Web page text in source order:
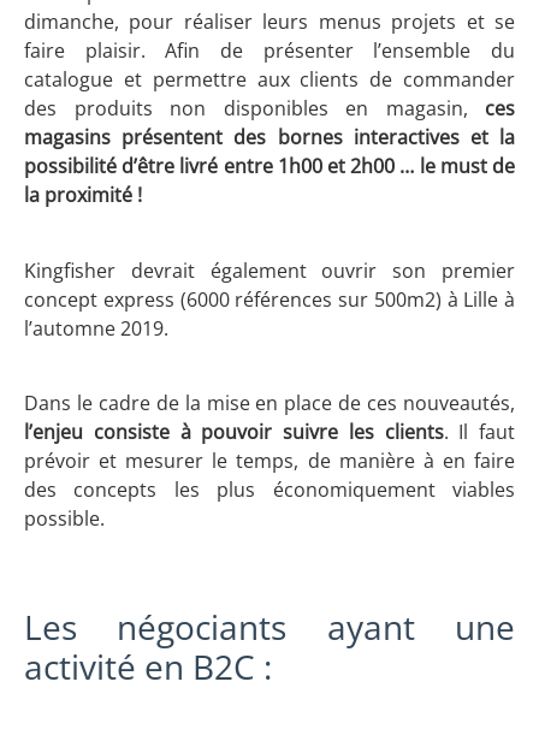
dimanche, pour réaliser leurs menus projets et se
faire plaisir. Afin de présenter l’ensemble du
catalogue et permettre aux clients de commander
des produits non disponibles en magasin, ces
magasins présentent des bornes interactives et la
possibilité d’être livré entre 1h00 et 2h00 … le must de
la proximité !
Kingfisher devrait également ouvrir son premier
concept express (6000 références sur 500m2) à Lille à
l’automne 2019.
Dans le cadre de la mise en place de ces nouveautés,
l’enjeu consiste à pouvoir suivre les clients. Il faut
prévoir et mesurer le temps, de manière à en faire
des concepts les plus économiquement viables
possible.
Les négociants ayant une
activité en B2C :